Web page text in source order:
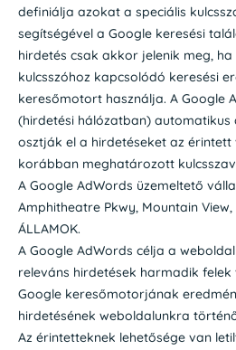
definiálja azokat a speciális
segítségével a Google keresési
hirdetés csak akkor jelenik meg,
kulcsszóhoz kapcsolódó keresési
keresőmotort használja. A Google
(hirdetési hálózatban) automatikus
osztják el a hirdetéseket az
korábban meghatározott
A Google AdWords üzemeltető
Amphitheatre Pkwy, Mountain View,
ÁLLAMOK.
A Google AdWords célja a
releváns hirdetések harmadik
Google keresőmotorjának
hirdetésének weboldalunkra
Az érintetteknek lehetősége van